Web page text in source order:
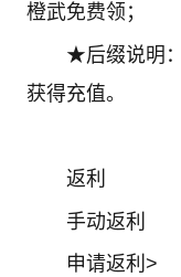
橙武免费领；
★后缀说明
获得充值。
返利
手动返利
申请返利>